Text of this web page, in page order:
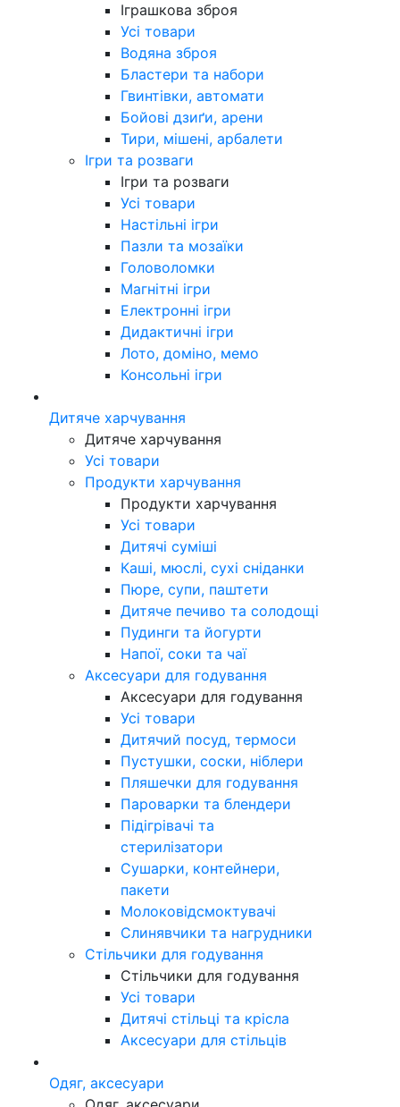
Іграшкова зброя
Усі товари
Водяна зброя
Бластери та набори
Гвинтівки, автомати
Бойові дзиґи, арени
Тири, мішені, арбалети
Ігри та розваги
Ігри та розваги
Усі товари
Настільні ігри
Пазли та мозаїки
Головоломки
Магнітні ігри
Електронні ігри
Дидактичні ігри
Лото, доміно, мемо
Консольні ігри
Дитяче харчування
Дитяче харчування
Усі товари
Продукти харчування
Продукти харчування
Усі товари
Дитячі суміші
Каші, мюслі, сухі сніданки
Пюре, супи, паштети
Дитяче печиво та солодощі
Пудинги та йогурти
Напої, соки та чаї
Аксесуари для годування
Аксесуари для годування
Усі товари
Дитячий посуд, термоси
Пустушки, соски, ніблери
Пляшечки для годування
Пароварки та блендери
Підігрівачі та
стерилізатори
Сушарки, контейнери,
пакети
Молоковідсмоктувачі
Слинявчики та нагрудники
Стільчики для годування
Стільчики для годування
Усі товари
Дитячі стільці та крісла
Аксесуари для стільців
Одяг, аксесуари